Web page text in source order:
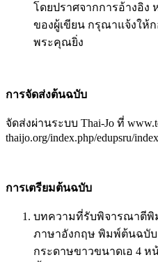
โดยปราศจากการอ้างอิง
ของผู้เขียน กรุณาแจ้งให้
พระคุณยิ่ง
การจัดส่งต้นฉบับ
จัดส่งผ่านระบบ Thai-Jo ที่
thaijo.org/index.php/edupsru/
การเตรียมต้นฉบับ
บทความที่รับพิจารณาตีพิ
ภาษาอังกฤษ พิมพ์ต้นฉบับ
กระดาษขาวขนาดเอ 4 ห